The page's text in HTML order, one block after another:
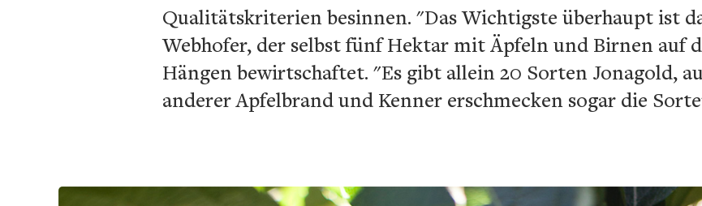
Qualitätskriterien besinnen. "Das Wichtigste überhaupt ist
Webhofer, der selbst fünf Hektar mit Äpfeln und Birnen auf
Hängen bewirtschaftet. "Es gibt allein 20 Sorten Jonagold,
anderer Apfelbrand und Kenner erschmecken sogar die